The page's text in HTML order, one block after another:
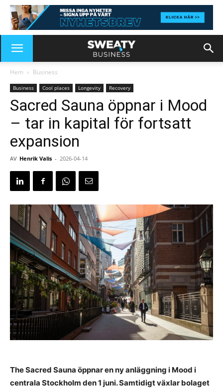
Hem Business
Business Cool places Longevity Recovery
Sacred Sauna öppnar i Mood
– tar in kapital för fortsatt
expansion
AV Henrik Valis - 2026-04-14
The Sacred Sauna öppnar en ny anläggning i Mood i
centrala Stockholm den 1 juni. Samtidigt växlar bolaget